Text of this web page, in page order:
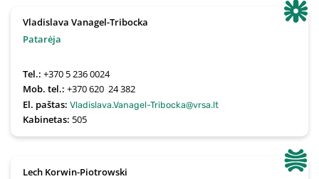
Vladislava Vanagel-Tribocka
Patarėja
Tel.:+370 5 236 0024
Mob. tel.:+370 620  24 382
El. paštas:Vladislava.Vanagel-Tribocka@vrsa.lt
Kabinetas: 505
Lech Korwin-Piotrowski